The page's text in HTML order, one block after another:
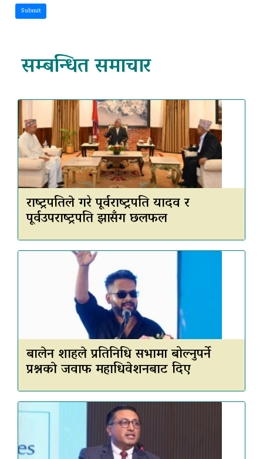
Submit
सम्बन्धित समाचार
राष्ट्रपतिले गरे पूर्वराष्ट्रपति यादव र
पूर्वउपराष्ट्रपति झासँग छलफल
बालेन शाहले प्रतिनिधि सभामा बोल्नुपर्ने
प्रश्नकाे जवाफ महाधिवेशनबाट दिए